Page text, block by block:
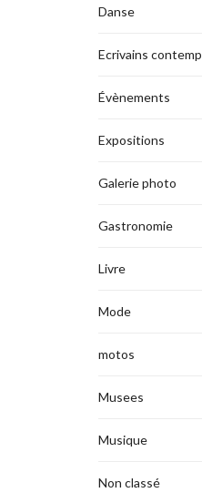
Danse
Ecrivains
Évènements
Expositions
Galerie photo
Gastronomie
Livre
Mode
motos
Musees
Musique
Non classé